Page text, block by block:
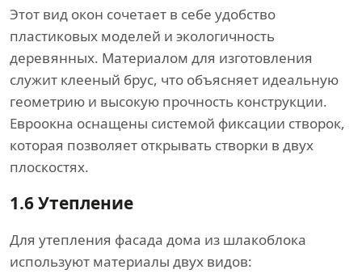
Этот вид окон сочетает в себе удобство
пластиковых моделей и экологичность
деревянных. Материалом для изготовления
служит клееный брус, что объясняет идеальную
геометрию и высокую прочность конструкции.
Евроокна оснащены системой фиксации створок,
которая позволяет открывать створки в двух
плоскостях.
1.6Утепление
Для утепления фасада дома из шлакоблока
используют материалы двух видов: